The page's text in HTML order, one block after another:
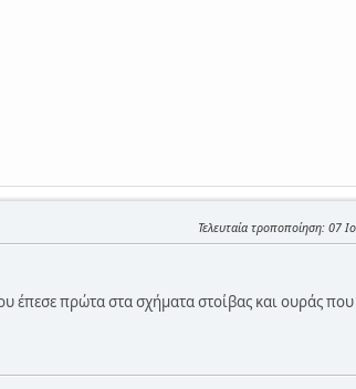
Τελευταία τροποποίηση: 07
έπεσε πρώτα στα σχήματα στοίβας και ουράς